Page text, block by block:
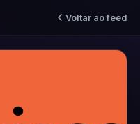
Voltar ao feed